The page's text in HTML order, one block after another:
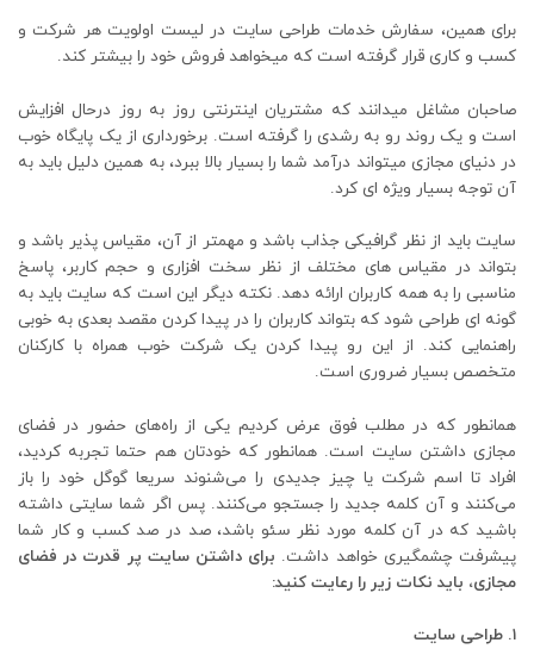
برای همین، سفارش خدمات طراحی سایت در لیست اولویت هر شرکت و
کسب و کاری قرار گرفته است که میخواهد فروش خود را بیشتر کند.
صاحبان مشاغل میدانند که مشتریان اینترنتی روز به روز درحال افزایش
است و یک روند رو به رشدی را گرفته است. برخورداری از یک پایگاه خوب
در دنیای مجازی میتواند درآمد شما را بسیار بالا ببرد، به همین دلیل باید به
آن توجه بسیار ویژه ای کرد.
سایت باید از نظر گرافیکی جذاب باشد و مهمتر از آن، مقیاس پذیر باشد و
بتواند در مقیاس های مختلف از نظر سخت افزاری و حجم کاربر، پاسخ
مناسبی را به همه کاربران ارائه دهد. نکته دیگر این است که سایت باید به
گونه ای طراحی شود که بتواند کاربران را در پیدا کردن مقصد بعدی به خوبی
راهنمایی کند. از این رو پیدا کردن یک شرکت خوب همراه با کارکنان
متخصص بسیار ضروری است.
همانطور که در مطلب فوق عرض کردیم یکی از راه‌های حضور در فضای
مجازی داشتن سایت است. همانطور که خودتان هم حتما تجربه کردید،
افراد تا اسم شرکت یا چیز جدیدی را می‌شنوند سریعا گوگل خود را باز
می‌کنند و آن کلمه جدید را جستجو می‌کنند. پس اگر شما سایتی داشته
باشید که در آن کلمه مورد نظر سئو باشد، صد در صد کسب و کار شما
پیشرفت چشمگیری خواهد داشت. برای داشتن سایت پر قدرت در فضای
مجازی، باید نکات زیر را رعایت کنید:
۱. طراحی سایت